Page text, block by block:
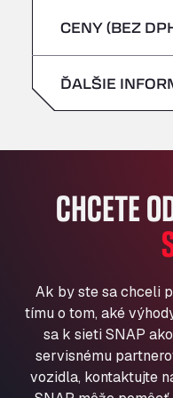
Bühlwiesenweg
All 4 Trucks
American Truck
Av. des Etats-Unis
AP7 Salida 2, C/
Andamur
A-15 Salida
Aut A1 Exit 385,
Anglia Motel
Washway Road,
Anpol Sp. z o.o.
Ul. Torunska 147,
nedeľa
piatok
nedeľa
CENY (BEZ
ĎALŠIE
CHCETE
Ak by ste sa chceli
tímu o tom, aké
sa k sieti SNAP
servisnému
vozidla, kontaktujte